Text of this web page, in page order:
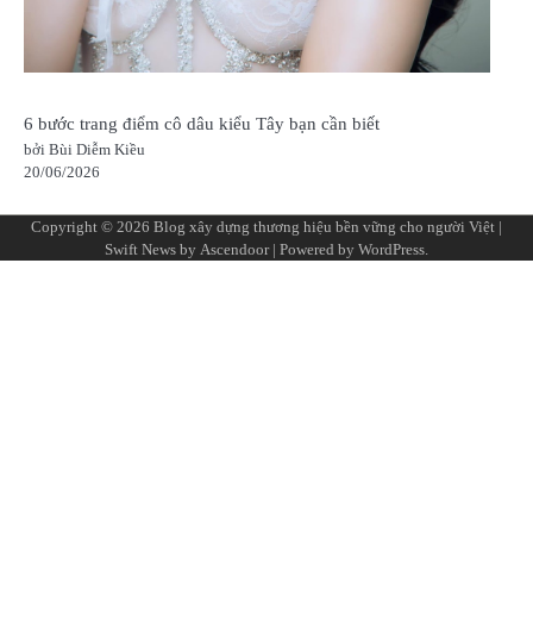
6 bước trang điểm cô dâu kiểu Tây bạn cần biết
bởi Bùi Diễm Kiều
20/06/2026
Copyright © 2026 Blog xây dựng thương hiệu bền vững cho người Việt |
Swift News by Ascendoor| Powered by WordPress